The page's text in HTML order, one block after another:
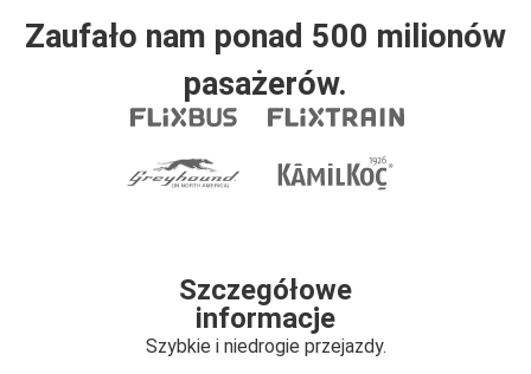
Zaufało nam ponad 500 milionów
pasażerów.
Szczegółowe
informacje
Szybkie i niedrogie przejazdy.